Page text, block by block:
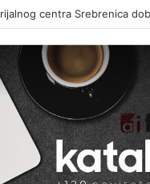
udruženja žalilo na TV prilog